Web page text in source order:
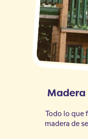
Todo lo que
madera de